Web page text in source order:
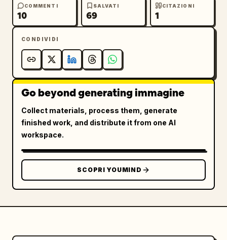
COMMENTI
10
SALVATI
69
CITAZIONI
1
CONDIVIDI
Go beyond generating immagine
Collect materials, process them, generate
finished work, and distribute it from one AI
workspace.
SCOPRI YOUMIND